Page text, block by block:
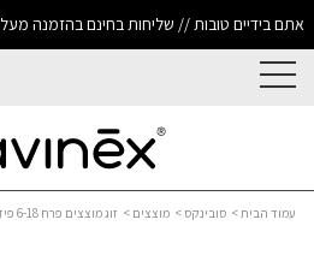
אתם בידיים טובות // שליחות בחינם בהזמנה מעל 299 ש"ח (לא כולל ריהוט ומזרנים)
עמוד הבית> סובינקס > מוצצים > זוג מוצצים פרח 6-18 פיז' + טבעת WONDERLAND - בז' וחום